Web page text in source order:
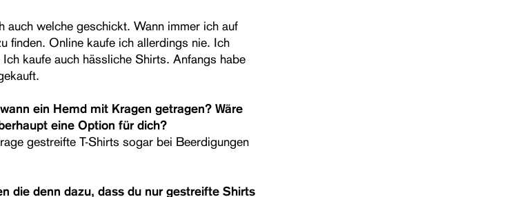
auch welche geschickt. Wann immer ich auf
finden. Online kaufe ich allerdings nie. Ich
kaufe auch hässliche Shirts. Anfangs habe
ein Hemd mit Kragen getragen? Wäre
eine Option für dich?
gestreifte T-Shirts sogar bei Beerdigungen
die denn dazu, dass du nur gestreifte Shirts